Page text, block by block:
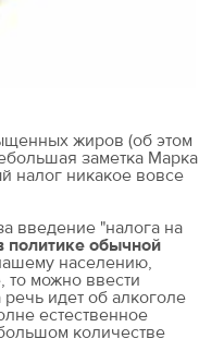
жиров (об этом
заметка Марка
налог никакое вовсе
введение "налога на
политике обычной
населению,
то можно ввести
идет об алкоголе
естественное
количестве